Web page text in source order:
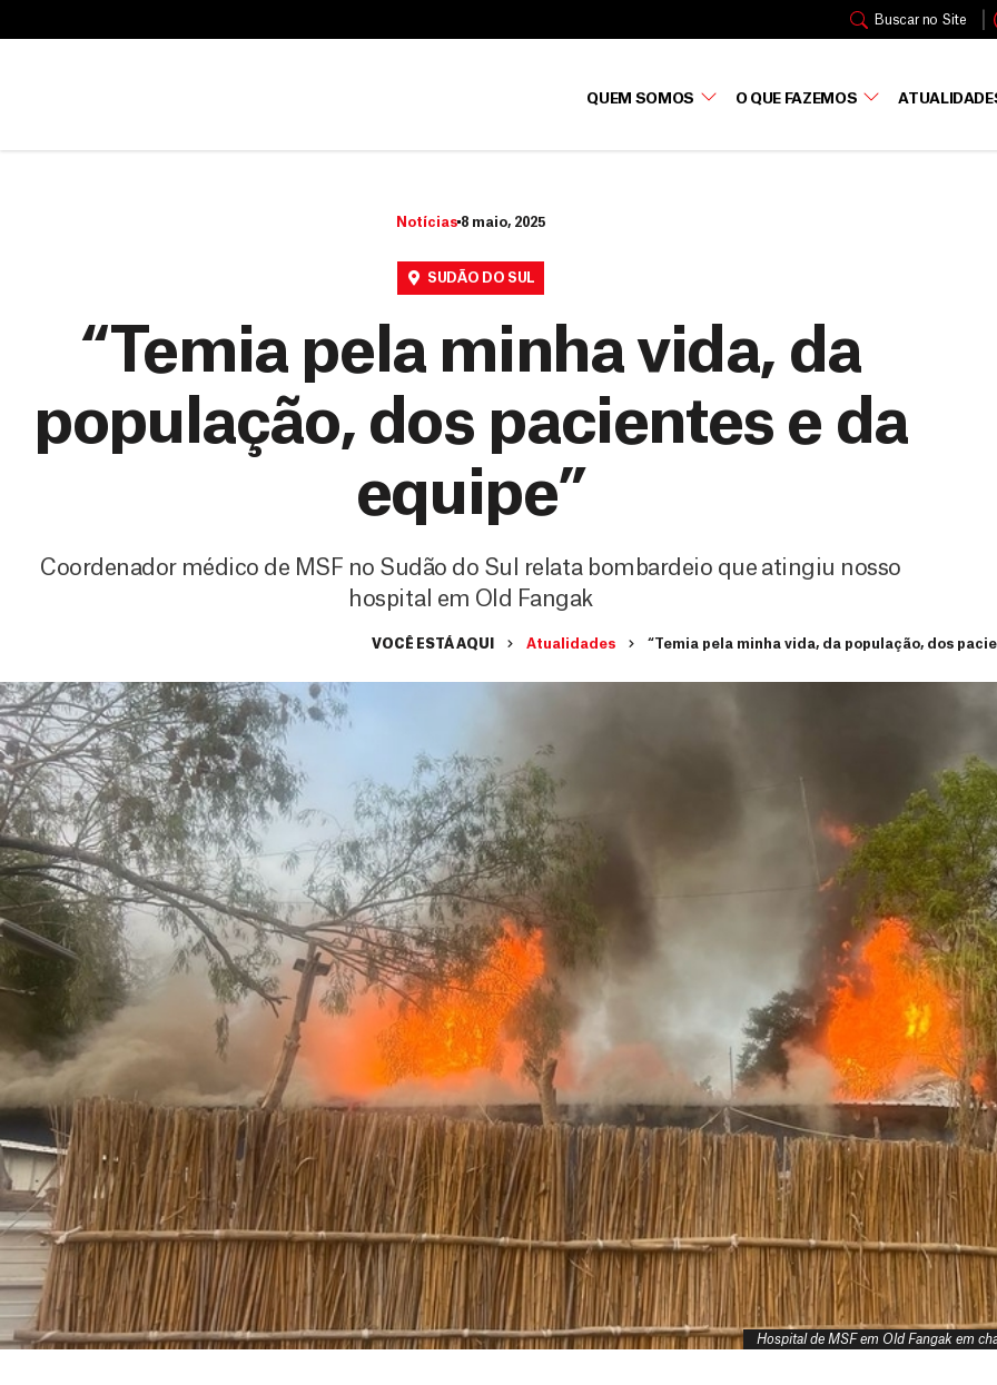
Buscar no Site
QUEM SOMOS O QUE FAZEMOS
c
Notícias 8 maio, 2025
SUDÃO DO SUL
“Temia pela minha vida, da
população, dos pacientes e da
equipe”
Coordenador médico de MSF no Sudão do Sul relata bombardeio que atingiu nosso
hospital em Old Fangak
VOCÊ ESTÁ AQUI Atualidades “Temia pela minha vida, da população, dos
Hospital de MSF em Old Fangak em
a